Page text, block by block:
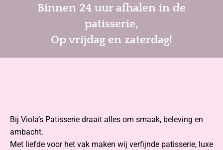
Binnen 24 uur afhalen in de
patisserie,
Op vrijdag en zaterdag!
Bij Viola’s Patisserie draait alles om smaak, beleving en
ambacht.
Met liefde voor het vak maken wij verfijnde patisserie, luxe